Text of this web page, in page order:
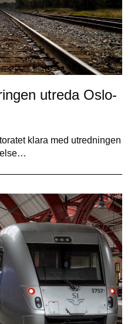
utreda Oslo-
klara med utredningen